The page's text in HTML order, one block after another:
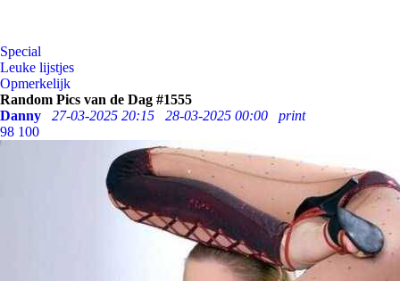
Special
Leuke lijstjes
Opmerkelijk
Random Pics van de Dag #1555
Danny
27-03-2025 20:15 28-03-2025 00:00
print
98 100